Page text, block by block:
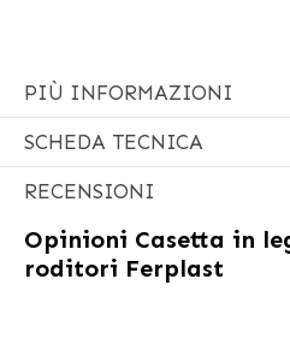
PIÙ INFORMAZIONI
SCHEDA TECNICA
RECENSIONI
Opinioni Casetta in
roditori Ferplast